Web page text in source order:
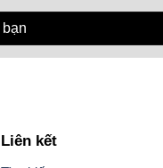
Liên kết